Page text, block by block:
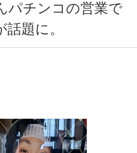
パチンコの営業で
題に。